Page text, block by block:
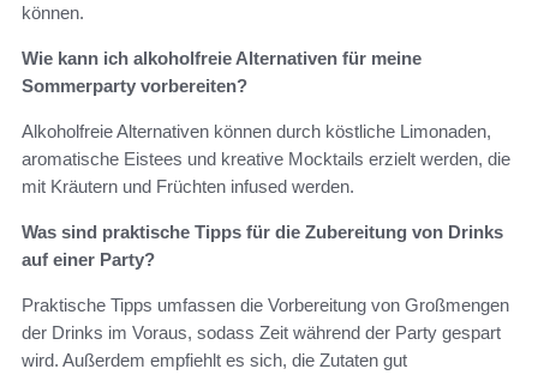
können.
Wie kann ich alkoholfreie Alternativen für meine
Sommerparty vorbereiten?
Alkoholfreie Alternativen können durch köstliche Limonaden,
aromatische Eistees und kreative Mocktails erzielt werden, die
mit Kräutern und Früchten infused werden.
Was sind praktische Tipps für die Zubereitung von Drinks
auf einer Party?
Praktische Tipps umfassen die Vorbereitung von Großmengen
der Drinks im Voraus, sodass Zeit während der Party gespart
wird. Außerdem empfiehlt es sich, die Zutaten gut